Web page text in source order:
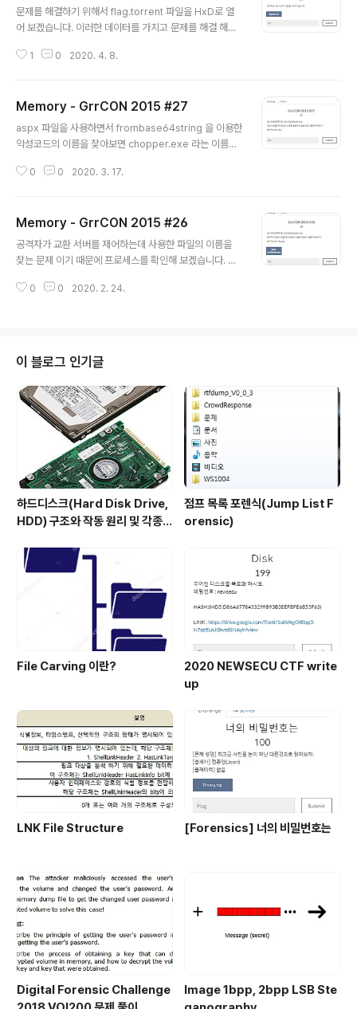
있습니다. debian 운영체제에는 버전이 존재하는데 버전
마다 이름이 다 다릅니다. 위 사진 링크 : https://www.de
tato, woody, sarge, etch, lenny, squeez..
문제를 해결하기 위해서 flag.torrent 파일을 HxD로 열
어 보겠습니다. 이러한 데이터를 가지고 문제를 해결 해야
니다. 공유 파일 크기 : lengthi 28 e4 piece 조각의 크
알 수 있습니다. piece 조각의 개수는 14개 인것을 확인
할 수 있습니다. 그리고 pieces280 를 보아 암호화 해서
전달하는 데이터의 크기는 280byte라는 것을 알 수 있습
다. 해당 데이터가 총 14조각이 되어야 하기 때문에 1조각
1 0 2020. 4. 8.
Memory - GrrCON 2015 #27
aspx 파일을 사용하면서 frombase64string 을 이용한
악성코드의 이름을 찾아보면 chopper.exe 라는 이름을
입력해 보면 아래와 같은 사이트를 확인해 볼 수 있습니다.
0 0 2020. 3. 17.
Memory - GrrCON 2015 #26
공격자가 교환 서버를 제어하는데 사용한 파일의 이름을
찾는 문제 이기 때문에 프로세스를 확인해 보겠습니다. w3
p.exe 하위에 cmd.exe 프로세스가 많이 돌고 있습니다.
px 를 검색해 보겠습니다. error1.aspx 라는 코드가 있습
니다. 파일의 내용이 난독화 되어있는데 해당 값을 난독화
해제 해보겠습니다 Site : https://www.strictly-softw
are.com/unpacker#unpacker 난독화 해제를 진행해
보니 base64 인코..
0 0 2020. 2. 24.
이 블로그 인기글
하드디스크(Hard Disk Drive,
HDD) 구조와 작동 원리 및 각종
점프 목록 포렌식(Jump List F
orensic)
File Carving 이란?
2020 NEWSECU CTF write
up
LNK File Structure [Forensics] 너의 비밀번호는
Digital Forensic Challenge
Image 1bpp, 2bpp LSB Ste